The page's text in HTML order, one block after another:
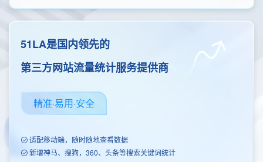
51LA是国内领先的
第三方网站流量统计服务提供商
精准·易用·安全
适配移动端，随时随地查看数据
新增神马、搜狗，360、头条等搜索关键词统计